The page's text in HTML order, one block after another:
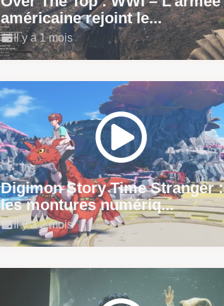
américaine rejoint le...
Il y a 1 mois
Digimon Story Time Stranger :
les montures numériq...
Il y a 2 mois